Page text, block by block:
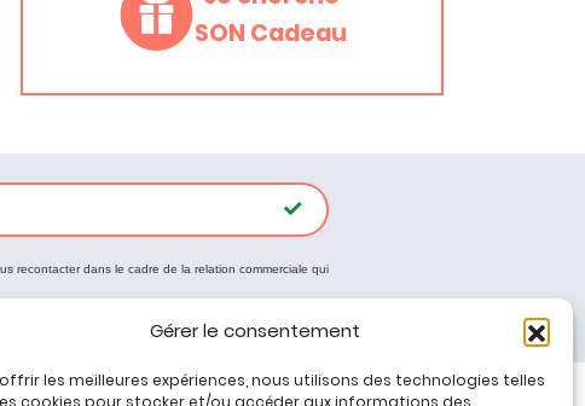
Gérer le consentement
les meilleures expériences, nous utilisons des technologies telles
cookies pour stocker et/ou accéder aux informations des
SON Cadeau
recontacter dans le cadre de la relation commerciale qui